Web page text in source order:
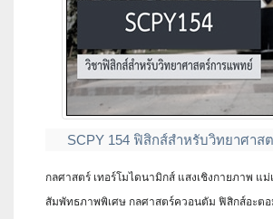
SCPY 154 ฟิสิกส์สำหรับวิทยาศาส
กลศาสตร์ เทอร์โมไดนามิกส์ แสงเชิงกายภาพ แ
สัมพัทธภาพพิเศษ กลศาสตร์ควอนตัม ฟิสิกส์อะตอ